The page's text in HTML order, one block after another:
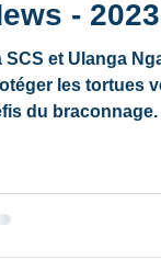
- 2023
SCS et Ulanga
les tortues
du braconnage.